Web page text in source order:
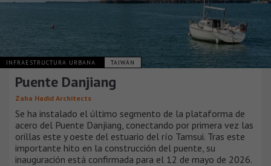
INFRAESTRUCTURA URBANA TAIWÁN
Puente Danjiang
Zaha Hadid Architects
Se ha instalado el último segmento de la plataforma de
acero del Puente Danjiang, conectando por primera vez las
orillas este y oeste del estuario del río Tamsui. Tras este
importante hito en la construcción del puente, su
inauguración está confirmada para el 12 de mayo de 2026.